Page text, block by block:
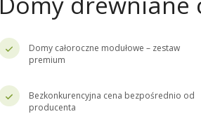
Domy całoroczne modułowe – zestaw
premium
Bezkonkurencyjna cena bezpośrednio od
producenta